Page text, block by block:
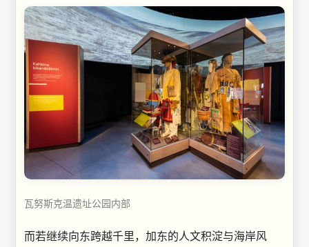
瓦努斯克温遗址公园内部
而若继续向东跨越千里，加东的人文积淀与海岸风